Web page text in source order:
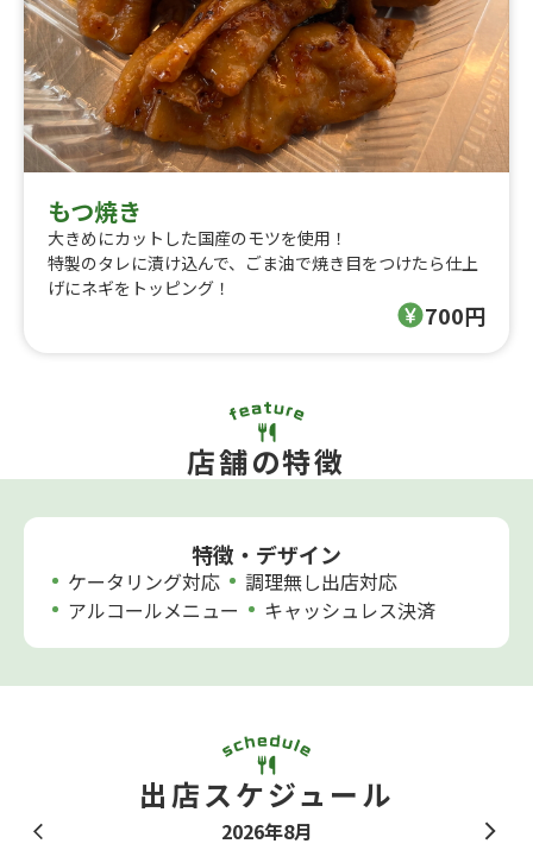
もつ焼き
大きめにカットした国産のモツを使用！
特製のタレに漬け込んで、ごま油で焼き目をつけたら仕上
げにネギをトッピング！
700円
店舗の特徴
特徴・デザイン
ケータリング対応
調理無し出店対応
アルコールメニュー
キャッシュレス決済
出店スケジュール
2026年8月